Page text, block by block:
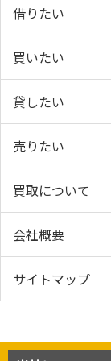
借りたい
買いたい
貸したい
売りたい
買取について
会社概要
サイトマップ